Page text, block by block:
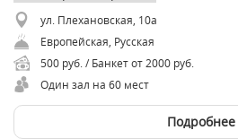
ул. Плехановская, 10а
Европейская, Русская
500 руб. / Банкет от 2000 руб.
Один зал на 60 мест
Подробнее